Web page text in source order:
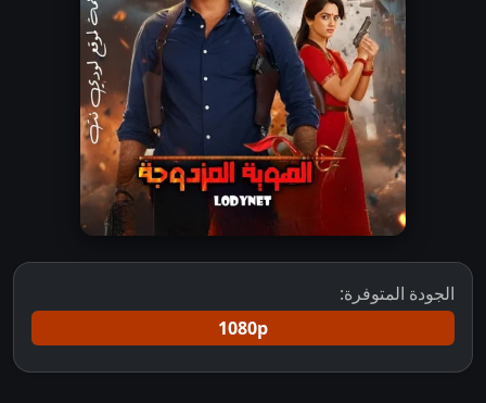
الجودة المتوفرة:
1080p